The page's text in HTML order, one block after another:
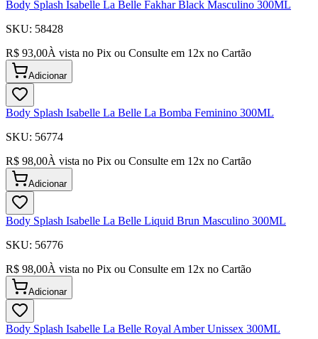
Body Splash Isabelle La Belle Fakhar Black Masculino 300ML
SKU: 58428
R$ 93,00À vista no Pix ou Consulte em 12x no Cartão
Adicionar
Body Splash Isabelle La Belle La Bomba Feminino 300ML
SKU: 56774
R$ 98,00À vista no Pix ou Consulte em 12x no Cartão
Adicionar
Body Splash Isabelle La Belle Liquid Brun Masculino 300ML
SKU: 56776
R$ 98,00À vista no Pix ou Consulte em 12x no Cartão
Adicionar
Body Splash Isabelle La Belle Royal Amber Unissex 300ML